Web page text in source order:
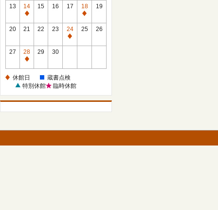
館
日
13
14
休
館
15 16 17
18
休
館
19
20 21 22 23
24
休
25 26
27
28
休
日
29 30
休館日
蔵書点検
特別休館
臨時休館